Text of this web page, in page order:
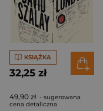
KSIĄŻKA
32,25 zł
49,90 zł - sugerowana
cena detaliczna